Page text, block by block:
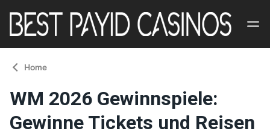
Casinos
Contact
Home
WM 2026 Gewinnspiele:
Gewinne Tickets und Reisen